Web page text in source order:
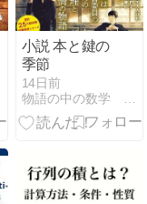
小説 本と鍵の
季節
14日前
物語の中の数学 (旧)マスメディアの中の数学